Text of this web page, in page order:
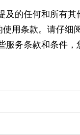
的任何和所有
用条款。请仔细
务条款和条件，